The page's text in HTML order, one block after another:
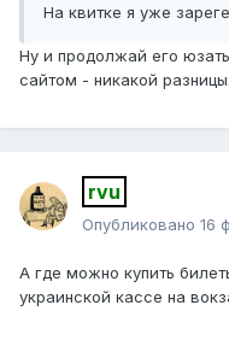
На квитке я уже
Ну и продолжай его
сайтом - никакой разницы.
rvu
Опубликовано 16
А где можно купить
украинской кассе на